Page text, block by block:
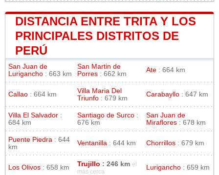
DISTANCIA ENTRE TRITA Y LOS
PRINCIPALES DISTRITOS DE
PERÚ
San Juan de
Lurigancho : 663 km
San Martin de
Porres : 662 km
Ate : 664 km
Callao : 664 km
Villa Maria Del
Triunfo : 679 km
Carabayllo : 647 km
Villa El Salvador :
684 km
Santiago de Surco :
676 km
San Juan de
Miraflores : 678 km
Puente Piedra : 644
km
Ventanilla : 644 km Chorrillos : 679 km
Los Olivos : 658 km Trujillo : 246 km el
más cerca
Lurigancho : 659 km